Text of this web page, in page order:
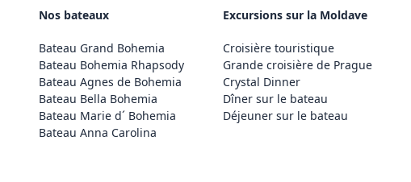
Nos bateaux
Bateau Grand Bohemia
Bateau Bohemia Rhapsody
Bateau Agnes de Bohemia
Bateau Bella Bohemia
Bateau Marie d´ Bohemia
Bateau Anna Carolina
Excursions sur la Moldave
Croisière touristique
Grande croisière de Prague
Crystal Dinner
Dîner sur le bateau
Déjeuner sur le bateau